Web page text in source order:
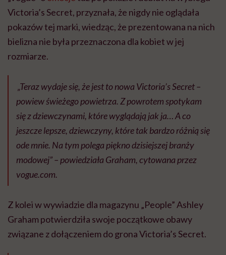
Victoria’s Secret, przyznała, że nigdy nie oglądała
pokazów tej marki, wiedząc, że prezentowana na nich
bielizna nie była przeznaczona dla kobiet w jej
rozmiarze.
„Teraz wydaje się, że jest to nowa Victoria’s Secret –
powiew świeżego powietrza. Z powrotem spotykam
się z dziewczynami, które wyglądają jak ja… A co
jeszcze lepsze, dziewczyny, które tak bardzo różnią się
ode mnie. Na tym polega piękno dzisiejszej branży
modowej” – powiedziała Graham, cytowana przez
vogue.com.
Z kolei w wywiadzie dla magazynu „People” Ashley
Graham potwierdziła swoje początkowe obawy
związane z dołączeniem do grona Victoria’s Secret.